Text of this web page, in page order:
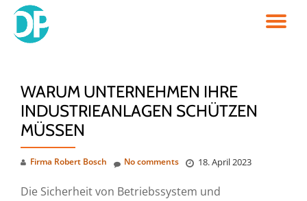
Skip
WARUM UNTERNEHMEN IHRE
INDUSTRIEANLAGEN SCHÜTZEN
MÜSSEN
Firma Robert Bosch 18. April 2023
No comments
Die Sicherheit von Betriebssystem und